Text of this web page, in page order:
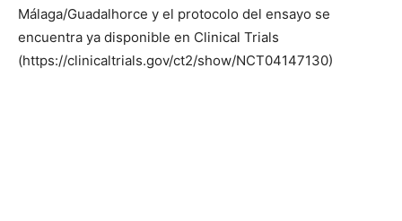
Málaga/Guadalhorce y el protocolo del ensayo se
encuentra ya disponible en Clinical Trials
(https://clinicaltrials.gov/ct2/show/NCT04147130)